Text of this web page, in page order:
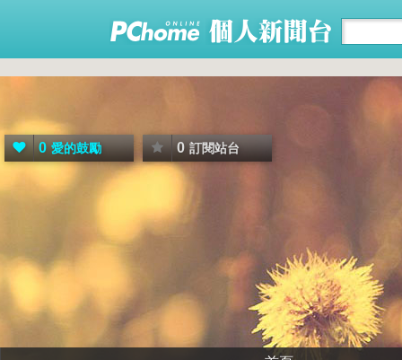
0 愛的鼓勵 0 訂閱站台